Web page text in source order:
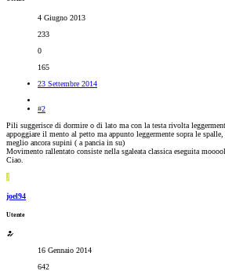
4 Giugno 2013
233
0
165
23 Settembre 2014
#2
Pili suggerisce di dormire o di lato ma con la testa rivolta
appoggiare il mento al petto ma appunto leggermente sopra le
meglio ancora supini ( a pancia in su)
Movimento rallentato consiste nella sgaleata classica eseguita
Ciao.
J
joel94
Utente
16 Gennaio 2014
642